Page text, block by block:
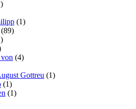
(1)
(89)
(4)
Gottreu (1)
(1)
(1)